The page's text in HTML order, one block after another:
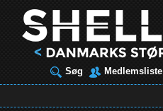
Søg Medlemsliste